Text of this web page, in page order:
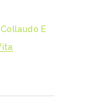
Collaudo E